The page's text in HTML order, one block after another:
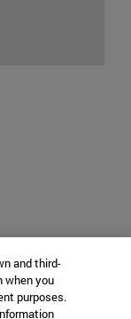
and third-
when you
purposes.